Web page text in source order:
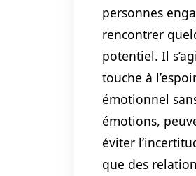
personnes
rencontrer
potentiel. Il
touche à
émotionnel
émotions,
éviter
que des